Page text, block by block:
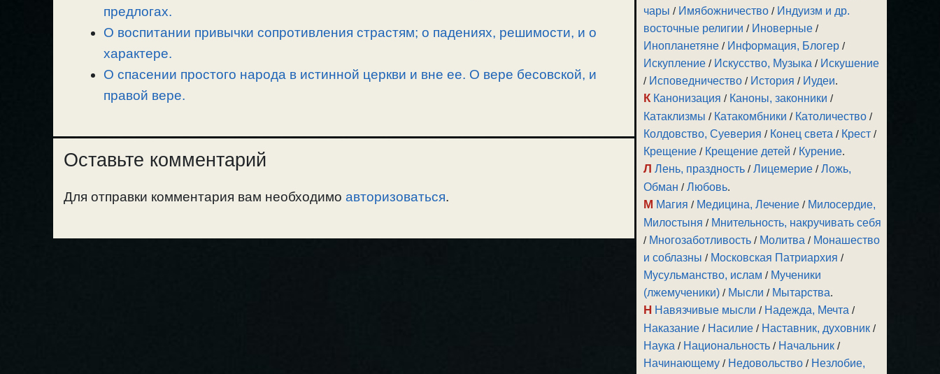
предлогах.
О воспитании привычки сопротивления страстям; о падениях, решимости, и о
характере.
О спасении простого народа в истинной церкви и вне ее. О вере бесовской, и
правой вере.
Оставьте комментарий
Для отправки комментария вам необходимо авторизоваться.
чары / Имябожничество / Индуизм и др.
восточные религии / Иноверные /
Инопланетяне / Информация, Блогер /
Искупление / Искусство, Музыка / Искушение
/ Исповедничество / История / Иудеи.
К Канонизация / Каноны, законники /
Катаклизмы / Катакомбники / Католичество /
Колдовство, Суеверия / Конец света / Крест /
Крещение / Крещение детей / Курение.
Л Лень, праздность /Лицемерие /Ложь,
Обман /Любовь.
М Магия / Медицина, Лечение / Милосердие,
Милостыня / Мнительность, накручивать себя
/ Многозаботливость / Молитва / Монашество
и соблазны / Московская Патриархия /
Мусульманство, ислам / Мученики
(лжемученики) / Мысли / Мытарства.
Н Навязчивые мысли / Надежда, Мечта /
Наказание / Насилие / Наставник, духовник /
Наука / Национальность / Начальник /
Начинающему / Недовольство / Незлобие,